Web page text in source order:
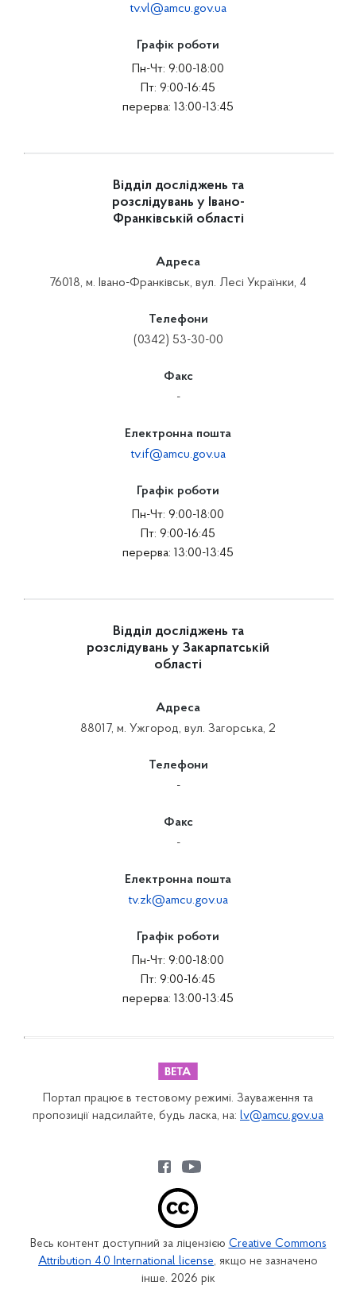
tv.vl@amcu.gov.ua
Графік роботи
Пн-Чт: 9:00-18:00
Пт: 9:00-16:45
перерва: 13:00-13:45
Відділ досліджень та
розслідувань у Івано-
Франківській області
Адреса
76018, м. Івано-Франківськ, вул. Лесі Українки, 4
Телефони
(0342) 53-30-00
Факс
-
Електронна пошта
tv.if@amcu.gov.ua
Графік роботи
Пн-Чт: 9:00-18:00
Пт: 9:00-16:45
перерва: 13:00-13:45
Відділ досліджень та
розслідувань у Закарпатській
області
Адреса
88017, м. Ужгород, вул. Загорська, 2
Телефони
-
Факс
-
Електронна пошта
tv.zk@amcu.gov.ua
Графік роботи
Пн-Чт: 9:00-18:00
Пт: 9:00-16:45
перерва: 13:00-13:45
Портал працює в тестовому режимі. Зауваження та
пропозиції надсилайте, будь ласка, на: lv@amcu.gov.ua
Весь контент доступний за ліцензією Creative Commons
Attribution 4.0 International license, якщо не зазначено
інше. 2026 рік